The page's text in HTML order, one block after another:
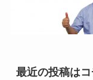
最近の投稿はコ